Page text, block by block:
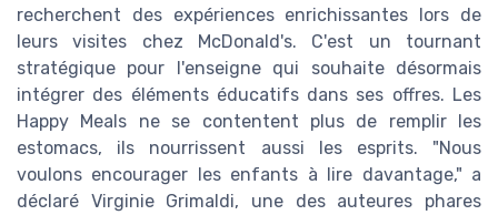
recherchent des expériences enrichissantes lors de
leurs visites chez McDonald's. C'est un tournant
stratégique pour l'enseigne qui souhaite désormais
intégrer des éléments éducatifs dans ses offres. Les
Happy Meals ne se contentent plus de remplir les
estomacs, ils nourrissent aussi les esprits. "Nous
voulons encourager les enfants à lire davantage," a
déclaré Virginie Grimaldi, une des auteures phares